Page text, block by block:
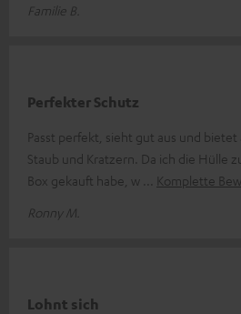
Familie B.
Perfekter Schutz
Passt perfekt, sieht gut aus und
Staub und Kratzern. Da ich die Hülle
Box gekauft habe, w
Komplette
Ronny M.
Lohnt sich